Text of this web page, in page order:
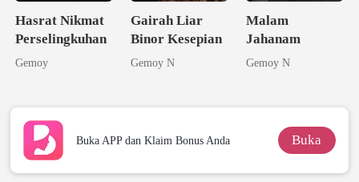
Hasrat Nikmat
Perselingkuhan
Gemoy
Gairah Liar
Binor Kesepian
Gemoy N
Malam
Jahanam
Gemoy N
Buka APP dan Klaim Bonus Anda Buka